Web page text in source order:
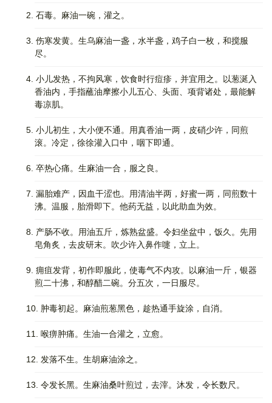
2. 石毒。麻油一碗，灌之。
3. 伤寒发黄。生乌麻油一盏，水半盏，鸡子白一枚，和搅服
尽。
4. 小儿发热，不拘风寒，饮食时行痘疹，并宜用之。以葱涎入
香油内，手指蘸油摩擦小儿五心、头面、项背诸处，最能解
毒凉肌。
5. 小儿初生，大小便不通。用真香油一两，皮硝少许，同煎
滚。冷定，徐徐灌入口中，咽下即通。
6. 卒热心痛。生麻油一合，服之良。
7. 漏胎难产，因血干涩也。用清油半两，好蜜一两，同煎数十
沸。温服，胎滑即下。他药无益，以此助血为效。
8. 产肠不收。用油五斤，炼熟盆盛。令妇坐盆中，饭久。先用
皂角炙，去皮研末。吹少许入鼻作嚏，立上。
9. 痈疽发背，初作即服此，使毒气不内攻。以麻油一斤，银器
煎二十沸，和醇醋二碗。分五次，一日服尽。
10. 肿毒初起。麻油煎葱黑色，趁热通手旋涂，自消。
11. 喉痹肿痛。生油一合灌之，立愈。
12. 发落不生。生胡麻油涂之。
13. 令发长黑。生麻油桑叶煎过，去滓。沐发，令长数尺。